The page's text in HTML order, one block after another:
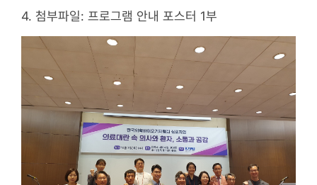
4. 첨부파일: 프로그램 안내 포스터 1부